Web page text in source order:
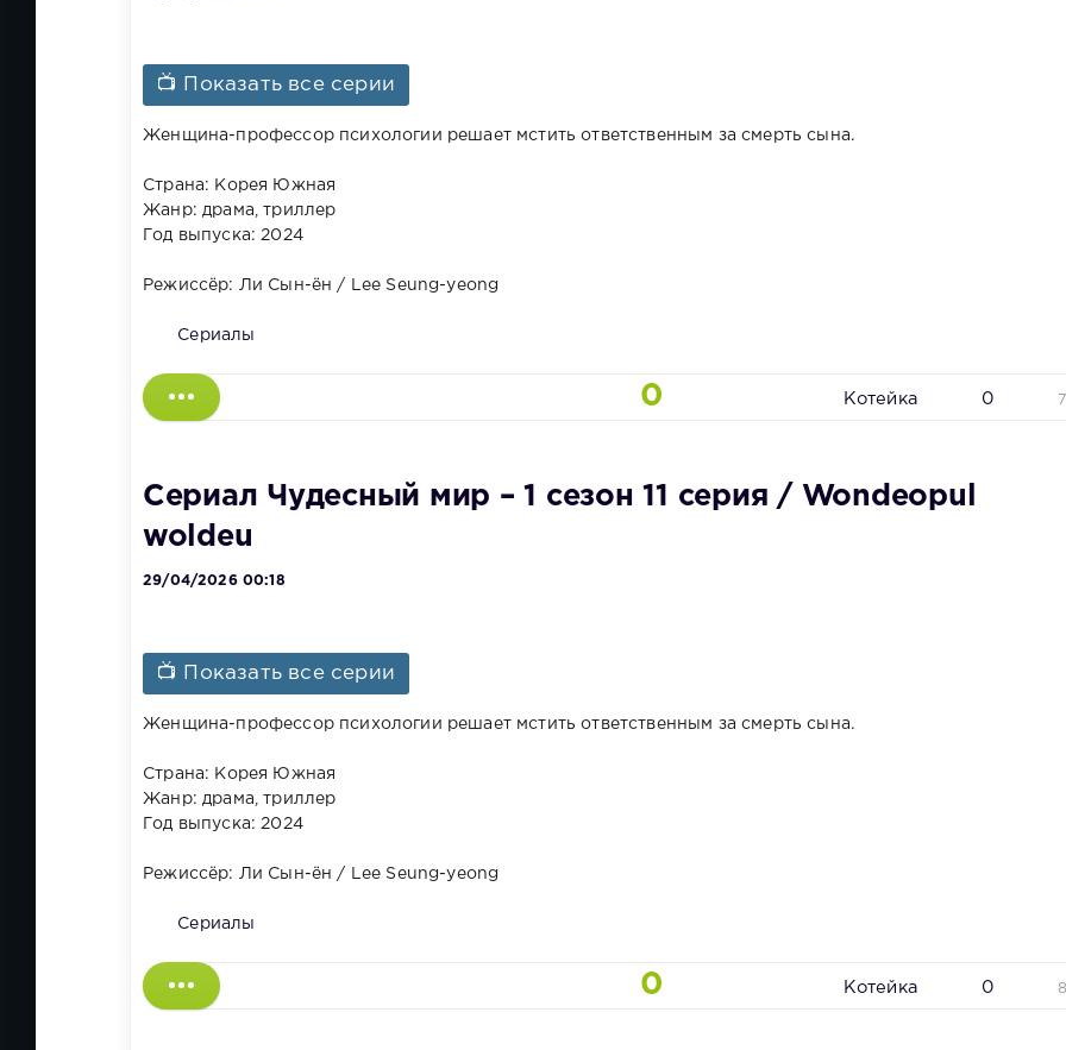
📺 Показать все серии
Женщина-профессор психологии решает мстить ответственным за смерть сына.
Страна: Корея Южная
Жанр: драма, триллер
Год выпуска: 2024
Режиссёр: Ли Сын-ён / Lee Seung-yeong
Сериалы
0 Котейка 0
Сериал Чудесный мир – 1 сезон 11 серия / Wondeopul
woldeu
29/04/2026 00:18
📺 Показать все серии
Женщина-профессор психологии решает мстить ответственным за смерть сына.
Страна: Корея Южная
Жанр: драма, триллер
Год выпуска: 2024
Режиссёр: Ли Сын-ён / Lee Seung-yeong
Сериалы
0 Котейка 0